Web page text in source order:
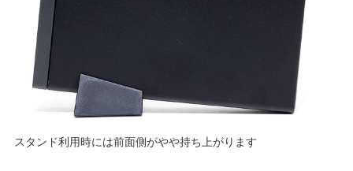
スタンド利用時には前面側がやや持ち上がります